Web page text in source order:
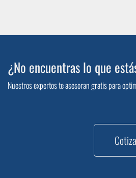
¿No encuentras lo que
Nuestros expertos te asesoran gratis para